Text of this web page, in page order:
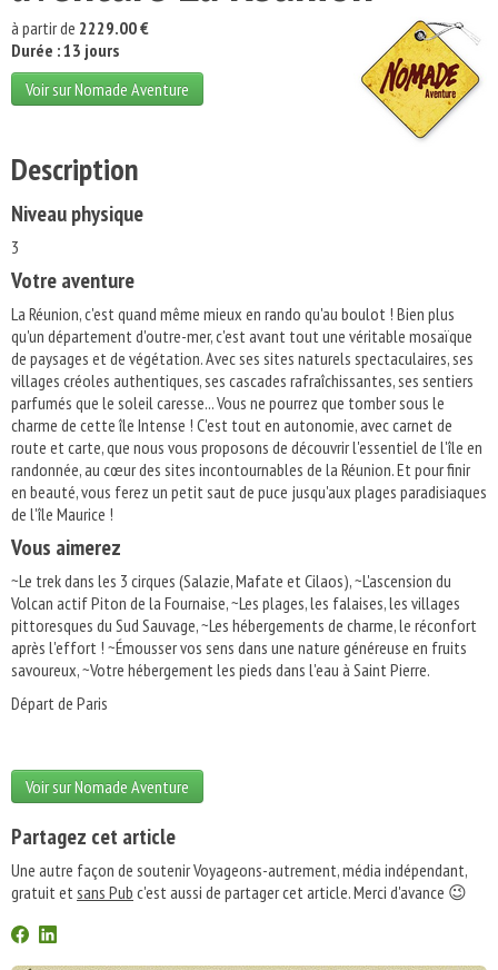
à partir de 2229.00 €
Durée : 13 jours
Voir sur Nomade Aventure
Description
Niveau physique
3
Votre aventure
La Réunion, c'est quand même mieux en rando qu'au boulot ! Bien plus
qu'un département d'outre-mer, c'est avant tout une véritable mosaïque
de paysages et de végétation. Avec ses sites naturels spectaculaires, ses
villages créoles authentiques, ses cascades rafraîchissantes, ses sentiers
parfumés que le soleil caresse... Vous ne pourrez que tomber sous le
charme de cette île Intense ! C'est tout en autonomie, avec carnet de
route et carte, que nous vous proposons de découvrir l'essentiel de l'île en
randonnée, au cœur des sites incontournables de la Réunion. Et pour finir
en beauté, vous ferez un petit saut de puce jusqu'aux plages paradisiaques
de l'île Maurice !
Vous aimerez
~Le trek dans les 3 cirques (Salazie, Mafate et Cilaos), ~L'ascension du
Volcan actif Piton de la Fournaise, ~Les plages, les falaises, les villages
pittoresques du Sud Sauvage, ~Les hébergements de charme, le réconfort
après l'effort ! ~Émousser vos sens dans une nature généreuse en fruits
savoureux, ~Votre hébergement les pieds dans l'eau à Saint Pierre.
Départ de Paris
Voir sur Nomade Aventure
Partagez cet article
Une autre façon de soutenir Voyageons-autrement, média indépendant,
gratuit etsans Pub c'est aussi de partager cet article. Merci d'avance 😉